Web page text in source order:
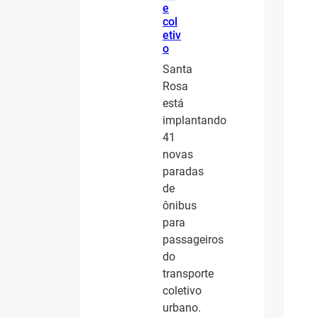
e
col
etiv
o
Santa
Rosa
está
implantando
41
novas
paradas
de
ônibus
para
passageiros
do
transporte
coletivo
urbano.